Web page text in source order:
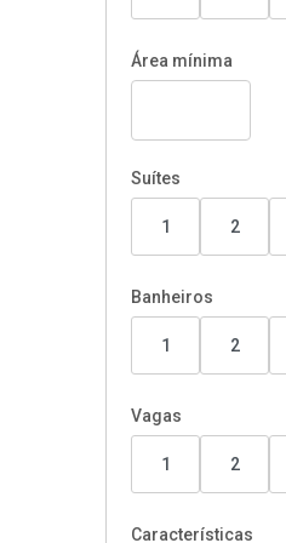
Área mínima
Suítes
1 2
Banheiros
1 2
Vagas
1 2
Características